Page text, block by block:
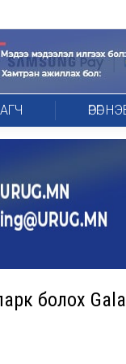
ӨРӨГ
болох